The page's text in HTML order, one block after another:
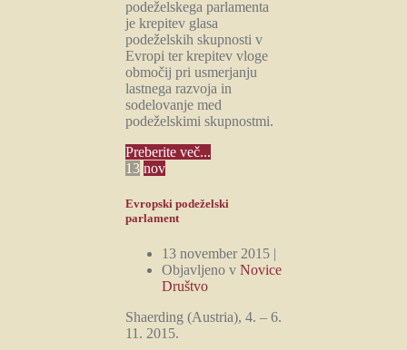
podeželskega parlamenta
je krepitev glasa
podeželskih skupnosti v
Evropi ter krepitev vloge
območij pri usmerjanju
lastnega razvoja in
sodelovanje med
podeželskimi skupnostmi.
Preberite več...
13 nov
Evropski podeželski
parlament
13 november 2015 |
Objavljeno v Novice
Društvo
Shaerding (Austria), 4. – 6.
11. 2015.